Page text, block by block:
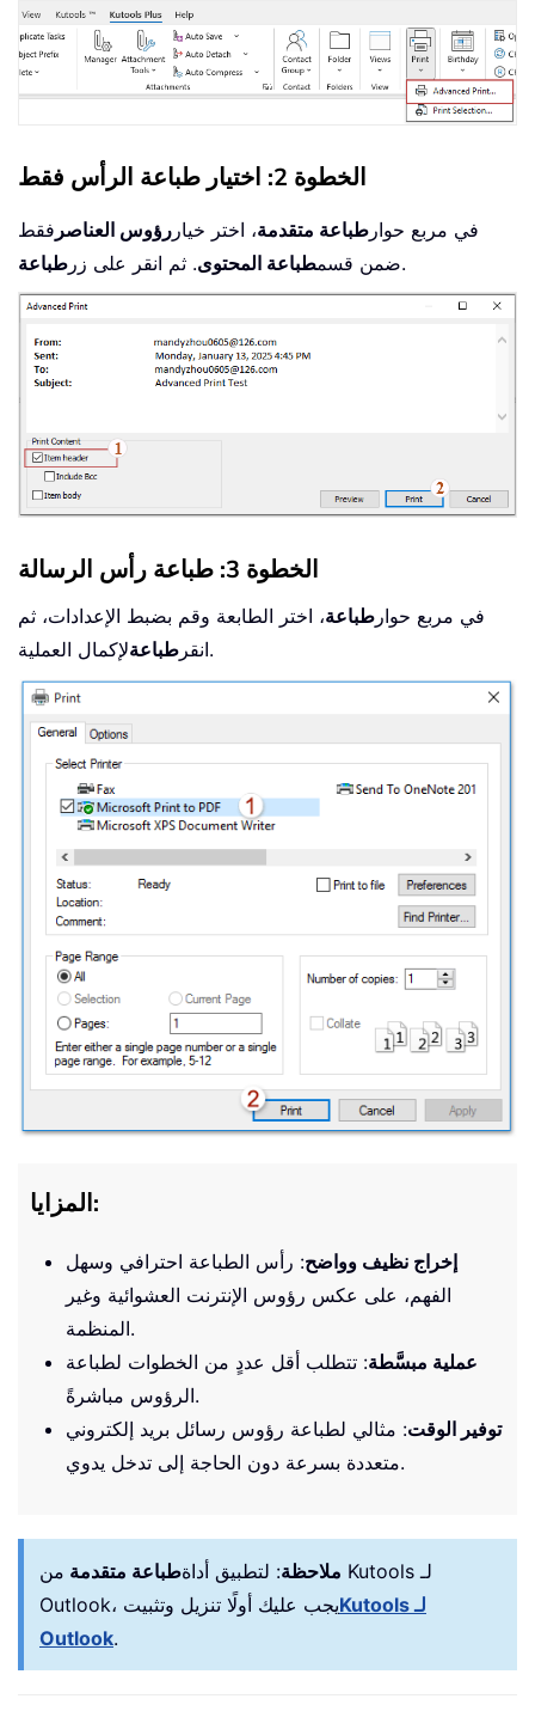
الخطوة 2: اختيار طباعة الرأس فقط
في مربع حوار طباعة متقدمة، اختر خيار رؤوس العناصر فقط
ضمن قسمطباعة المحتوى. ثم انقر على زر طباعة .
الخطوة 3: طباعة رأس الرسالة
في مربع حوار طباعة، اختر الطابعة وقم بضبط الإعدادات، ثم
انقر طباعة لإكمال العملية.
المزايا:
إخراج نظيف وواضح: رأس الطباعة احترافي وسهل
الفهم، على عكس رؤوس الإنترنت العشوائية وغير
المنظمة.
عملية مبسَّطة: تتطلب أقل عددٍ من الخطوات لطباعة
الرؤوس مباشرةً.
توفير الوقت: مثالي لطباعة رؤوس رسائل بريد إلكتروني
متعددة بسرعة دون الحاجة إلى تدخل يدوي.
ملاحظة: لتطبيق أداةطباعة متقدمة من Kutools لـ
Outlook، يجب عليك أولًا تنزيل وتثبيتKutools لـ
Outlook.